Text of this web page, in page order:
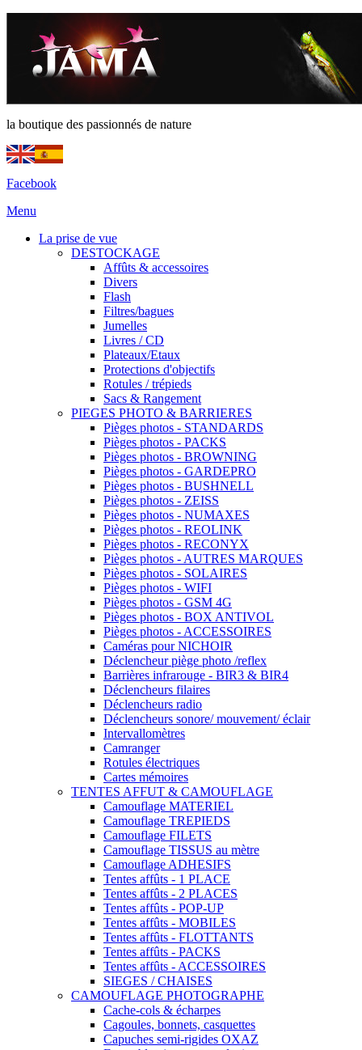
la boutique des passionnés de nature
Facebook
Menu
La prise de vue
DESTOCKAGE
Affûts & accessoires
Divers
Flash
Filtres/bagues
Jumelles
Livres / CD
Plateaux/Etaux
Protections d'objectifs
Rotules / trépieds
Sacs & Rangement
PIEGES PHOTO & BARRIERES
Pièges photos - STANDARDS
Pièges photos - PACKS
Pièges photos - BROWNING
Pièges photos - GARDEPRO
Pièges photos - BUSHNELL
Pièges photos - ZEISS
Pièges photos - NUMAXES
Pièges photos - REOLINK
Pièges photos - RECONYX
Pièges photos - AUTRES MARQUES
Pièges photos - SOLAIRES
Pièges photos - WIFI
Pièges photos - GSM 4G
Pièges photos - BOX ANTIVOL
Pièges photos - ACCESSOIRES
Caméras pour NICHOIR
Déclencheur piège photo /reflex
Barrières infrarouge - BIR3 & BIR4
Déclencheurs filaires
Déclencheurs radio
Déclencheurs sonore/ mouvement/ éclair
Intervallomètres
Camranger
Rotules électriques
Cartes mémoires
TENTES AFFUT & CAMOUFLAGE
Camouflage MATERIEL
Camouflage TREPIEDS
Camouflage FILETS
Camouflage TISSUS au mètre
Camouflage ADHESIFS
Tentes affûts - 1 PLACE
Tentes affûts - 2 PLACES
Tentes affûts - POP-UP
Tentes affûts - MOBILES
Tentes affûts - FLOTTANTS
Tentes affûts - PACKS
Tentes affûts - ACCESSOIRES
SIEGES / CHAISES
CAMOUFLAGE PHOTOGRAPHE
Cache-cols & écharpes
Cagoules, bonnets, casquettes
Capuches semi-rigides OXAZ